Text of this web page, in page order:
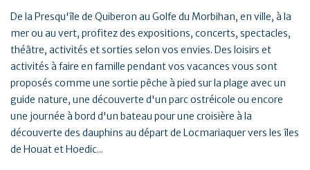
De la Presqu'île de Quiberon au Golfe du Morbihan, en ville, à la
mer ou au vert, profitez des expositions, concerts, spectacles,
théâtre, activités et sorties selon vos envies. Des loisirs et
activités à faire en famille pendant vos vacances vous sont
proposés comme une sortie pêche à pied sur la plage avec un
guide nature, une découverte d'un parc ostréicole ou encore
une journée à bord d'un bateau pour une croisière à la
découverte des dauphins au départ de Locmariaquer vers les îles
de Houat et Hoedic...